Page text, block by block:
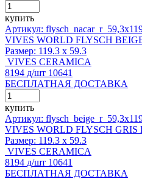
купить
Артикул:
VIVES WORLD FLYSCH
Размер: 119.3 x 59.3
VIVES CERAMICA
8194 д/шт 10641
БЕСПЛАТНАЯ ДОСТАВКА
купить
Артикул:
VIVES WORLD FLYSCH GRIS
Размер: 119.3 x 59.3
VIVES CERAMICA
8194 д/шт 10641
БЕСПЛАТНАЯ ДОСТАВКА